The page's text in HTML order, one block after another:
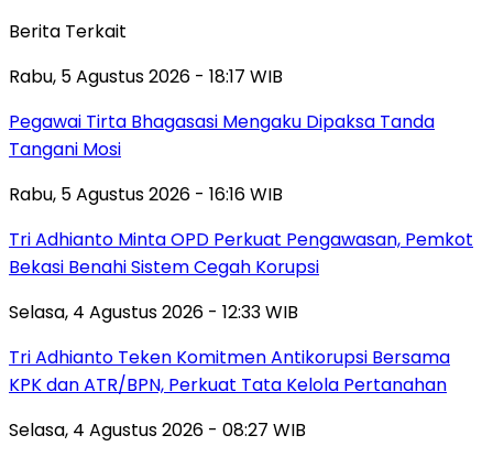
Berita Terkait
Rabu, 5 Agustus 2026 - 18:17 WIB
Pegawai Tirta Bhagasasi Mengaku Dipaksa Tanda
Tangani Mosi
Rabu, 5 Agustus 2026 - 16:16 WIB
Tri Adhianto Minta OPD Perkuat Pengawasan, Pemkot
Bekasi Benahi Sistem Cegah Korupsi
Selasa, 4 Agustus 2026 - 12:33 WIB
Tri Adhianto Teken Komitmen Antikorupsi Bersama
KPK dan ATR/BPN, Perkuat Tata Kelola Pertanahan
Selasa, 4 Agustus 2026 - 08:27 WIB